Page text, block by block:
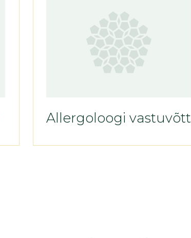
Allergoloogi vastuvõtt